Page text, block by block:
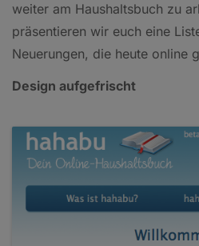
weiter am Haushaltsbuch zu
präsentieren wir euch eine
Neuerungen, die heute online
Design aufgefrischt